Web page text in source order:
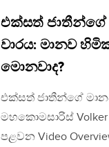
එක්සත් ජාතීන්ගේ
වාරය: මානව
මොනවාද?
එක්සත් ජාතීන්ගේ
මහකොමසාරිස්
පළවන Video